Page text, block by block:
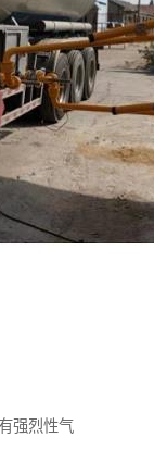
强烈性气